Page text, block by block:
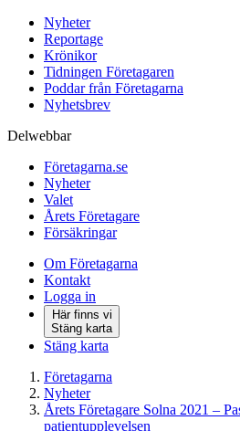
Nyheter
Reportage
Krönikor
Tidningen Företagaren
Poddar från Företagarna
Nyhetsbrev
Delwebbar
Företagarna.se
Nyheter
Valet
Årets Företagare
Försäkringar
Om Företagarna
Kontakt
Logga in
Här finns vi
Stäng karta
Stäng karta
Företagarna
Nyheter
Årets Företagare Solna 2021 –
patientupplevelsen